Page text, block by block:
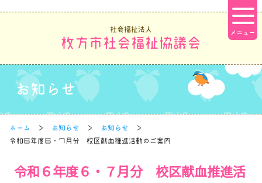
社会福祉法人
枚方市社会福祉協議会
お知らせ
ホーム お知らせ
お知らせ
令和６年度６・７月分 校区献血推進活動のご案内
令和６年度６・７月分 校区献血推進活